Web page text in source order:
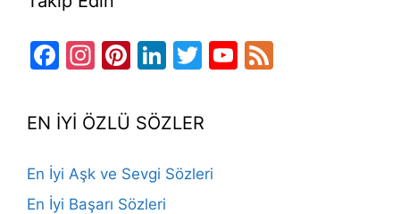
Facebook
Instagram
Pinterest
LinkedIn
TwitterYouTube
EN İYİ ÖZLÜ SÖZLER
En İyi Aşk ve Sevgi Sözleri
En İyi Başarı Sözleri